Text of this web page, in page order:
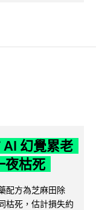
AI 幻覺累老
夜枯死
配方為芝麻田除
枯死，估計損失約